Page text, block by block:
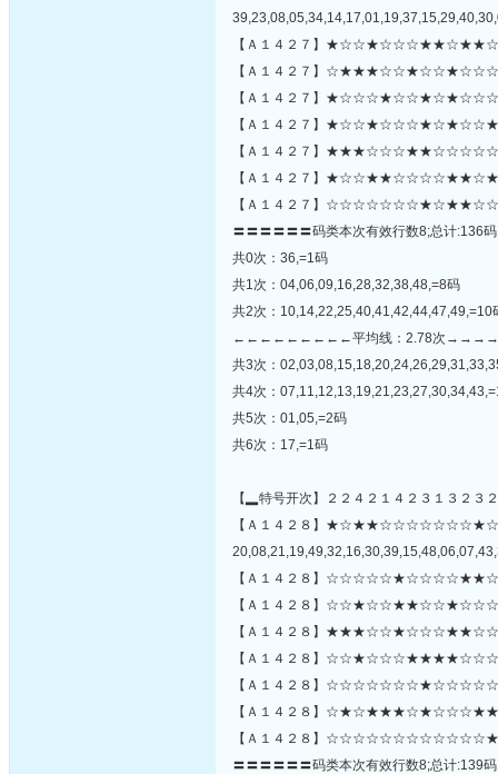
【Ａ１４２７】
【Ａ１４２７】
【Ａ１４２７】
【Ａ１４２７】
【Ａ１４２７】
【Ａ１４２７】
【Ａ１４２７】
〓〓〓〓〓〓码类本次有效行数8;总计:136
共0次：36,=1码
共1次：04,06,09,16,28,32,38,48,=8码
共2次：10,14,22,25,40,41,42,44,47,49,=10
←←←←←←←←←平均线：2.78次
共3次：
共4次：
共5次：01,05,=2码
共6次：17,=1码
【▂特号开次】２２４２１４２３１３２３
【Ａ１４２８】
【Ａ１４２８】
【Ａ１４２８】
【Ａ１４２８】
【Ａ１４２８】
【Ａ１４２８】
【Ａ１４２８】
【Ａ１４２８】
〓〓〓〓〓〓码类本次有效行数8;总计:139